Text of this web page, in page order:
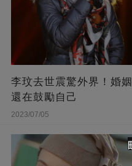
李玟去世震驚外界！婚
還在鼓勵自己
2023/07/05